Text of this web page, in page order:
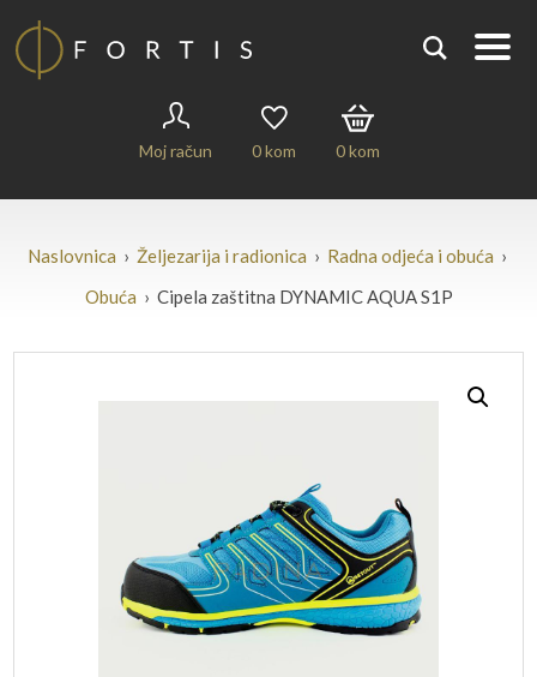
Moj račun 0kom 0kom
Naslovnica › Željezarija i radionica › Radna odjeća i obuća ›
Obuća › Cipela zaštitna DYNAMIC AQUA S1P